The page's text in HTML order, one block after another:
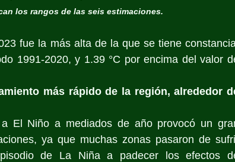
los rangos de las seis estimaciones.
fue la más alta de la que se tiene
1991-2020, y 1.39 °C por encima del valor
más rápido de la región, alrededor
El Niño a mediados de año provocó un
ya que muchas zonas pasaron de
de La Niña a padecer los efectos